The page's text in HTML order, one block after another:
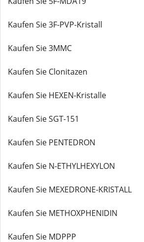
Kaufen Sie 3F-PVP-Kristall
Kaufen Sie 3MMC
Kaufen Sie Clonitazen
Kaufen Sie HEXEN-Kristalle
Kaufen Sie SGT-151
Kaufen Sie PENTEDRON
Kaufen Sie N-ETHYLHEXYLON
Kaufen Sie MEXEDRONE-KRISTALL
Kaufen Sie METHOXPHENIDIN
Kaufen Sie MDPPP